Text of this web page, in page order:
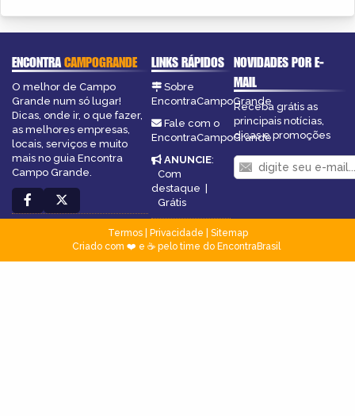
ENCONTRACAMPOGRANDE
O melhor de Campo
Grande num só lugar!
Dicas, onde ir, o que fazer,
as melhores empresas,
locais, serviços e muito
mais no guia Encontra
Campo Grande.
LINKS RÁPIDOS
Sobre
EncontraCampoGrande
Fale com o
EncontraCampoGrande
ANUNCIE:
Com
destaque |
Grátis
NOVIDADES POR E-
MAIL
Receba grátis as
principais notícias,
dicas e promoções
Termos| Privacidade
Sitemap
Criado com ❤️ e ☕ pelo time do EncontraBrasil